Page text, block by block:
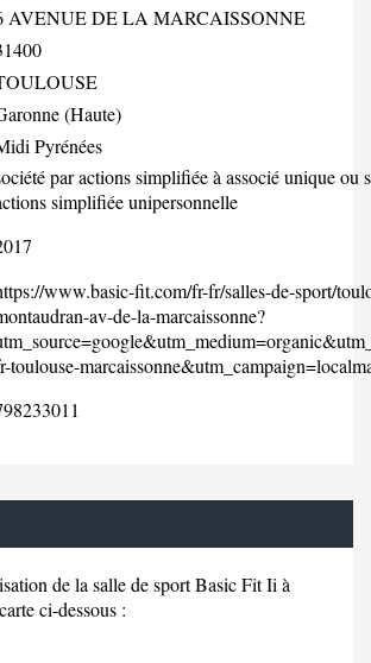
AVENUE DE LA MARCAISSONNE
(Haute)
Pyrénées
par actions simplifiée à associé unique ou
simplifiée unipersonnelle
www.basic-fit.com/fr-fr/salles-de-sport/
av-de-la-marcaissonne?
toulouse-
de la salle de sport Basic Fit Ii à
ci-dessous :